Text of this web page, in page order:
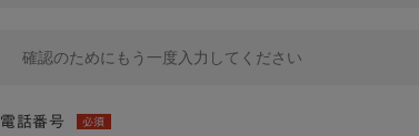
電話番号 必須